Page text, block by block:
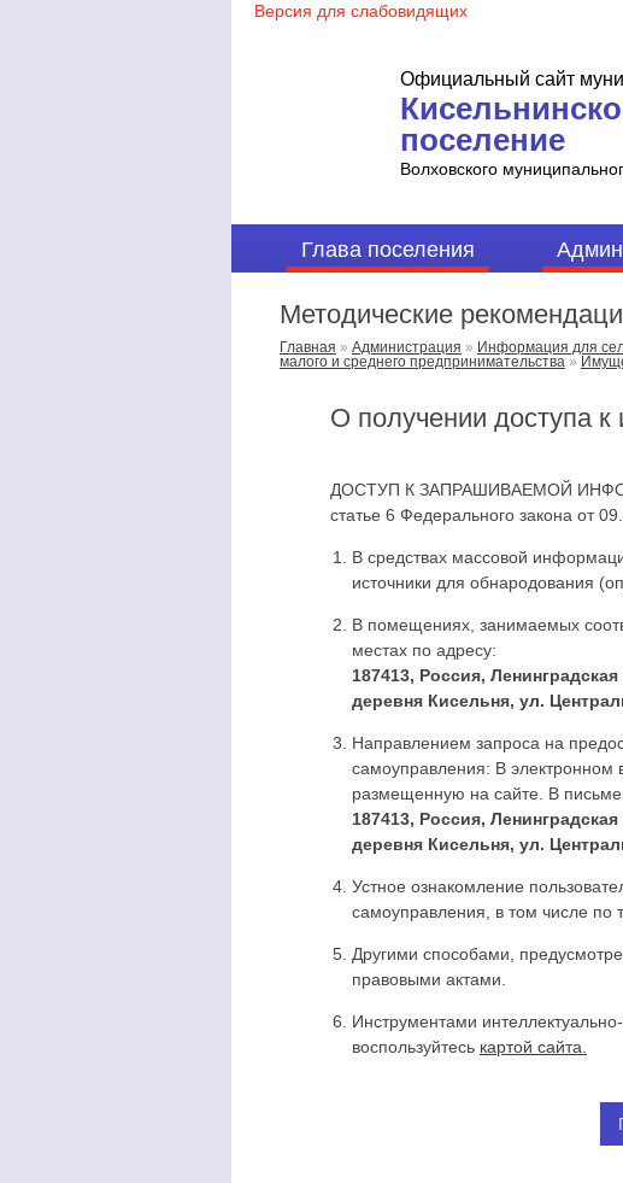
Официальный сайт
поселение
Волховского
Глава поселения
Методические
Главная » Администрация » Информация для
малого и среднего предпринимательства »
О получении доступа
ДОСТУП К ЗАПРАШИВАЕМОЙ
статье 6 Федерального закона от
В средствах массовой
источники для обнародования
В помещениях, занимаемых
местах по адресу:
187413, Россия,
деревня Кисельня, ул.
Направлением запроса на
самоуправления: В электронном
размещенную на сайте. В
187413, Россия,
деревня Кисельня, ул.
Устное ознакомление
самоуправления, в том числе по
Другими способами,
правовыми актами.
Инструментами
воспользуйтесь картой сайта.